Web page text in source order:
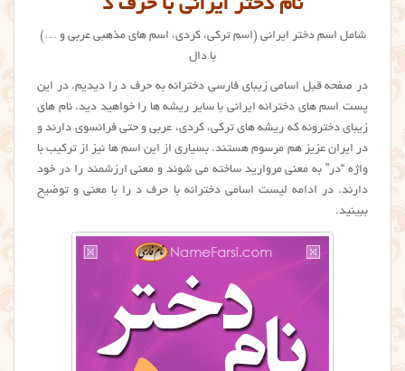
نام دختر ایرانی با حرف د
شامل اسم دختر ایرانی (اسم ترکی، کردی، اسم های مذهبی عربی و …)
با دال
در صفحه قبل اسامی زیبای فارسی دخترانه به حرف د را دیدیم. در این
پست اسم های دخترانه ایرانی با سایر ریشه ها را خواهید دید. نام های
زیبای دخترونه که ریشه های ترکی، کردی، عربی و حتی فرانسوی دارند و
در ایران عزیز هم مرسوم هستند. بسیاری از این اسم ها نیز از ترکیب با
واژه “در” به معنی مروارید ساخته می شوند و معنی ارزشمند را در خود
دارند. در ادامه لیست اسامی دخترانه با حرف د را با معنی و توضیح
ببینید.